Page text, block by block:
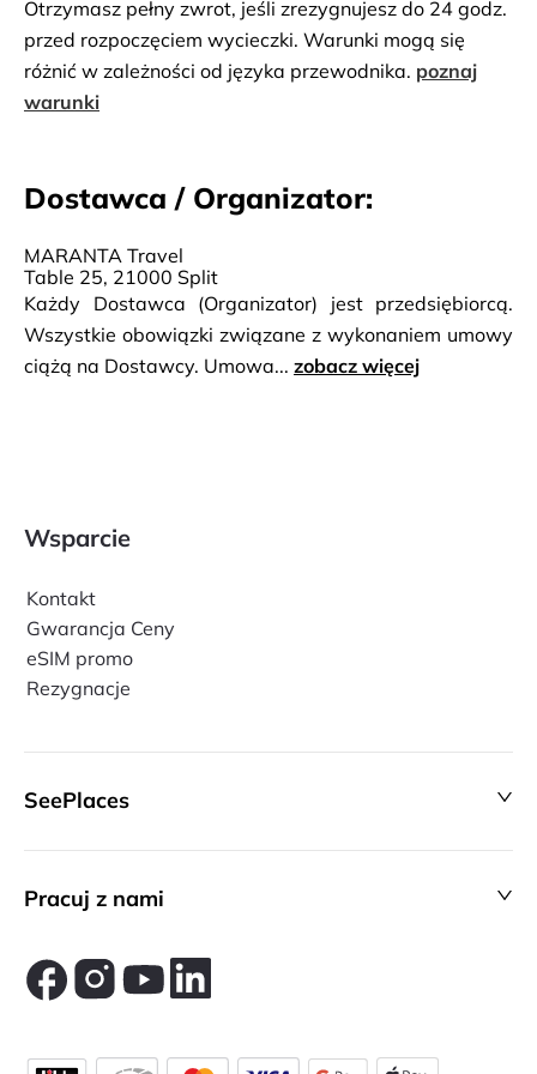
Otrzymasz pełny zwrot, jeśli zrezygnujesz do 24 godz.
przed rozpoczęciem wycieczki. Warunki mogą się
różnić w zależności od języka przewodnika. poznaj
warunki
Dostawca / Organizator:
MARANTA Travel
Table 25, 21000 Split
Każdy Dostawca (Organizator) jest przedsiębiorcą.
Wszystkie obowiązki związane z wykonaniem umowy
ciążą na Dostawcy. Umowa... zobacz więcej
Wsparcie
Kontakt
Gwarancja Ceny
eSIM promo
Rezygnacje
SeePlaces
Pracuj z nami